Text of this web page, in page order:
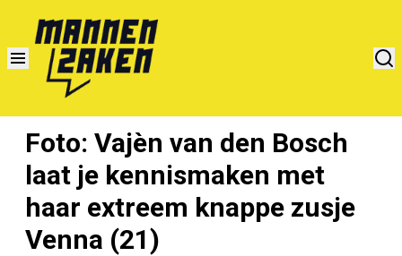
Foto: Vajèn van den Bosch
laat je kennismaken met
haar extreem knappe zusje
Venna (21)